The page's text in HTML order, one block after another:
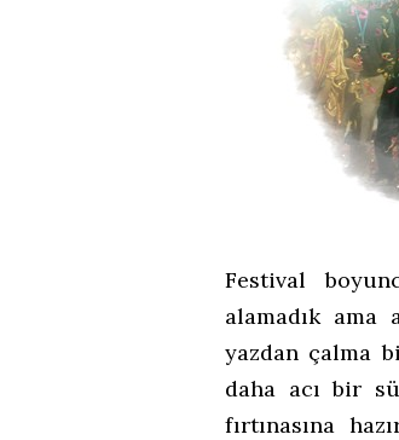
Festival
alamadık ama
yazdan çalma
daha acı bir
fırtınasına